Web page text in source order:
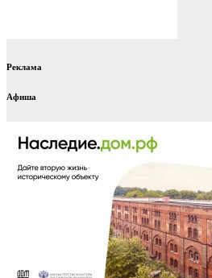
Реклама
Афиша